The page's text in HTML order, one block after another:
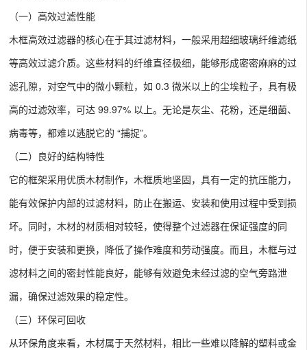
（一）高效过滤性能
木框高效过滤器的核心在于其过滤材料，一般采用超细玻璃纤维滤纸
等高效过滤介质。这些材料的纤维直径极细，能够形成密密麻麻的过
滤孔隙，对空气中的微小颗粒，如 0.3 微米以上的尘埃粒子，具有极
高的过滤效率，可达 99.97% 以上。无论是灰尘、花粉，还是细菌、
病毒等，都难以逃脱它的 “捕捉”。
（二）良好的结构特性
它的框架采用优质木材制作，木框质地坚固，具有一定的抗压能力，
能有效保护内部的过滤材料，防止在搬运、安装和使用过程中受到损
坏。同时，木材的材质相对较轻，使得整个过滤器在保证强度的同
时，便于安装和更换，降低了操作难度和劳动强度。而且，木框与过
滤材料之间的密封性能良好，能够有效避免未经过滤的空气旁路泄
漏，确保过滤效果的稳定性。
（三）环保可回收
从环保角度来看，木材属于天然材料，相比一些难以降解的塑料或金